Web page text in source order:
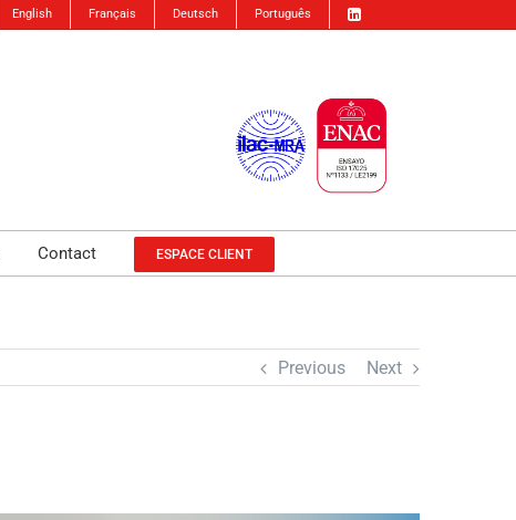
English Français Deutsch Português
Contact ESPACE CLIENT
Previous Next